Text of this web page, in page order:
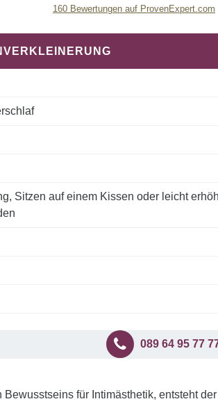
Plastische
Dr.Barbara
160 Bewertungen auf ProvenExpert.com
Sitzen auf einem Kissen oder leicht
089 64 95 77
für Intimästhetik, entsteht